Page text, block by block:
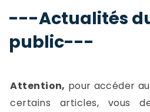
---Actualités
public---
Attention, pour accéder
certains articles, vous